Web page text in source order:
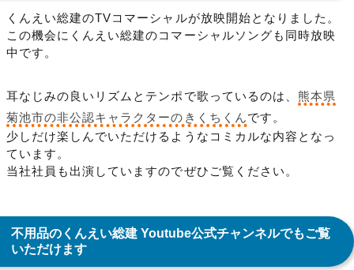
くんえい総建のTVコマーシャルが放映開始となりました。
この機会にくんえい総建のコマーシャルソングも同時放映
中です。
耳なじみの良いリズムとテンポで歌っているのは、熊本県
菊池市の非公認キャラクターのきくちくんです。
少しだけ楽しんでいただけるようなコミカルな内容となっ
ています。
当社社員も出演していますのでぜひご覧ください。
不用品のくんえい総建 Youtube公式チャンネルでもご覧
いただけます